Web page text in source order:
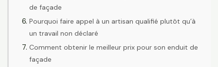
de façade
Pourquoi faire appel à un artisan qualifié plutôt qu’à
un travail non déclaré
Comment obtenir le meilleur prix pour son enduit de
façade